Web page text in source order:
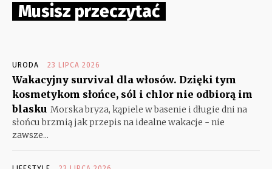
Musisz przeczytać
URODA 23 LIPCA 2026
Wakacyjny survival dla włosów. Dzięki tym
kosmetykom słońce, sól i chlor nie odbiorą im
blasku Morska bryza, kąpiele w basenie i długie dni na
słońcu brzmią jak przepis na idealne wakacje - nie
zawsze...